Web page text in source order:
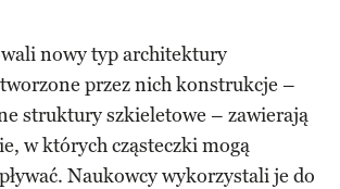
nowy typ architektury
przez nich konstrukcje –
struktury szkieletowe – zawierają
w których cząsteczki mogą
Naukowcy wykorzystali je do